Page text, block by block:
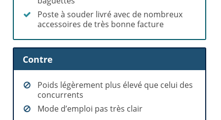
Poste à souder livré avec de nombreux
accessoires de très bonne facture
Contre
Poids légèrement plus élevé que celui des
concurrents
Mode d’emploi pas très clair